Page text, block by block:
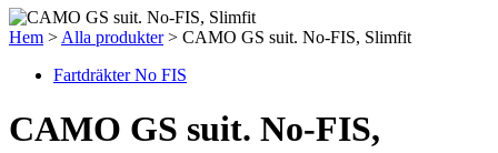
Hem > Alla produkter> CAMO GS suit. No-FIS, Slimfit
Fartdräkter No FIS
CAMO GS suit. No-FIS,